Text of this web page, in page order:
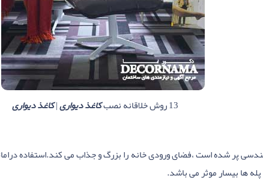
کاغذ دیواری|کاغذ دیواری
پر شده است ،فضای ورودی خانه را بزرگ و جذاب می کند.استفاده
ها بیسار موثر می باشد.